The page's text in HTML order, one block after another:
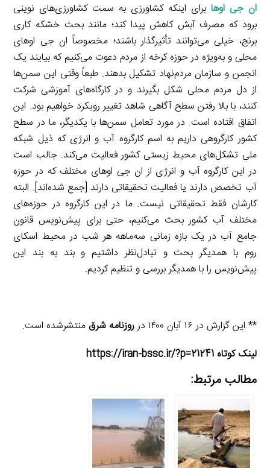
ان جی اوها برای اینکه کشاورزی به سمت کشاورزی‌های نوینی
برود که مصرف آبش کاهش پیدا کند؛ مانند بحث خشکه کاری
برنج، خیلی می‌توانند تأثیرگذار باشند؛ مخصوصاً ان جی اوهای
محلی و به‌ویژه در حوزه کرخه از مردم دعوت می‌کنیم که بیایند یک
انجمن و سازمان مردم‌نهاد تشکیل بدهند. طبعاً وقتی این سمن‌ها
از دل مردم محلی شکل بگیرند و در کارگاه‌های آموزشی شرکت
کنند، با بالا رفتن سطح آگاهی شاهد تغییر رویکرد خواهیم بود. این
اتفاق افتاده است. در مورد تعامل سمن‌ها با یکدیگر، ما در سطح
کشور کارگروهی داریم به اسم کارگروه آب و انرژی که ذیل شبکه
ملی تشکل‌های محیط زیستی کشور فعالیت می‌کند. جالب است
در این کارگروه آب و انرژی از ان جی اوهای مختلف که در حوزه
آب تخصص دارند یا فعالیت تحقیقاتی دارند [جمع شده‌اند]. البته
کارشان فقط تحقیقاتی نیست. ما در این کارگروه در حوزه‌های
مختلف آب کشور بحث می‌کنیم، حتی برای پیش‌نویس قانون
جامع آب در یک بازه زمانی سه‌ماهه هر شب در محیط اسکای
روم با همدیگر بحث و تبادل‌نظر داشتیم و بند به بند این
پیش‌نویس را با همدیگر بررسی و تنظیم کردیم.
** این گزارش در ۱۶ آبان ۱۴۰۰ در روزنامه شرقمنتشرشده است.
لینک کوتاه https://iran-bssc.ir/?p=21241
مطالب مرتبط: